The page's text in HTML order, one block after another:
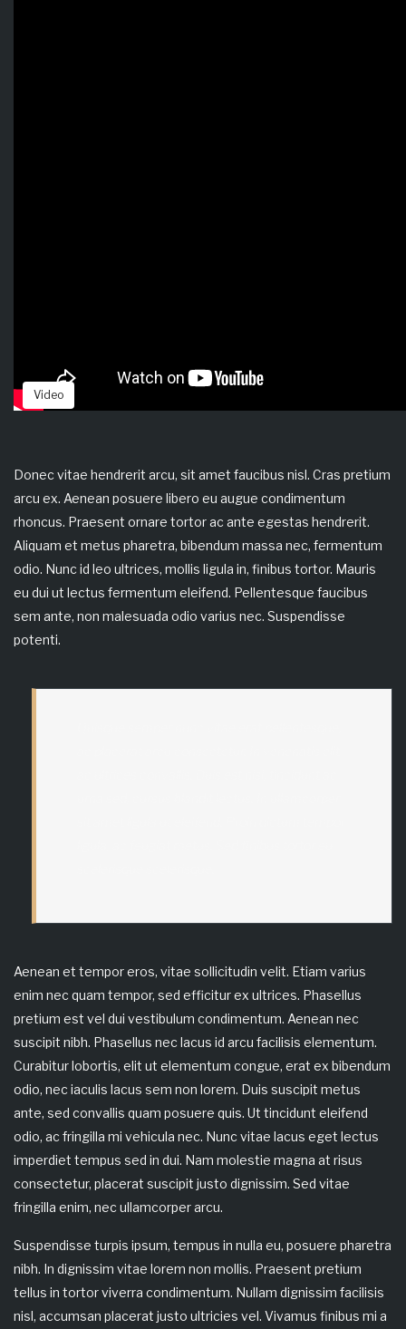
Video
Donec vitae hendrerit arcu, sit amet faucibus nisl. Cras pretium
arcu ex. Aenean posuere libero eu augue condimentum
rhoncus. Praesent ornare tortor ac ante egestas hendrerit.
Aliquam et metus pharetra, bibendum massa nec, fermentum
odio. Nunc id leo ultrices, mollis ligula in, finibus tortor. Mauris
eu dui ut lectus fermentum eleifend. Pellentesque faucibus
sem ante, non malesuada odio varius nec. Suspendisse
potenti.
Aenean et tempor eros, vitae sollicitudin velit. Etiam varius
enim nec quam tempor, sed efficitur ex ultrices. Phasellus
pretium est vel dui vestibulum condimentum. Aenean nec
suscipit nibh. Phasellus nec lacus id arcu facilisis elementum.
Curabitur lobortis, elit ut elementum congue, erat ex bibendum
odio, nec iaculis lacus sem non lorem. Duis suscipit metus
ante, sed convallis quam posuere quis. Ut tincidunt eleifend
odio, ac fringilla mi vehicula nec. Nunc vitae lacus eget lectus
imperdiet tempus sed in dui. Nam molestie magna at risus
consectetur, placerat suscipit justo dignissim. Sed vitae
fringilla enim, nec ullamcorper arcu.
Suspendisse turpis ipsum, tempus in nulla eu, posuere pharetra
nibh. In dignissim vitae lorem non mollis. Praesent pretium
tellus in tortor viverra condimentum. Nullam dignissim facilisis
nisl, accumsan placerat justo ultricies vel. Vivamus finibus mi a